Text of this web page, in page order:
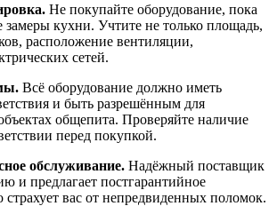
Не покупайте оборудование, пока
замеры кухни. Учтите не только площадь,
расположение вентиляции,
сетей.
Всё оборудование должно иметь
и быть разрешённым для
общепита. Проверяйте наличие
перед покупкой.
обслуживание. Надёжный поставщик
и предлагает постгарантийное
вас от непредвиденных поломок.